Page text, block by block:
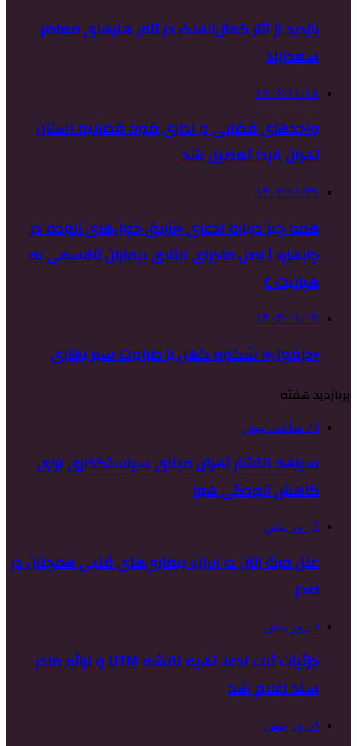
بازدید از آثار کمال‌الملک در تالار هنرهای معاصر
سعدآباد
۱۴۰۲/۱۱/۱۸
واحدهای قضایی و اداری قوه قضاییه استان
تهران فردا تعطیل شد
۱۴۰۲/۱۱/۲۹
همه چیز درباره ادعای «تزریق خون‌های آلوده در
چابهار» | اصل ماجرای ابتلای بیماران تالاسمی به
هپاتیت C
۱۴۰۴/۰۱/۰۲
«دزفول»؛ شکوه کهن با طراوت سبز بهاری
پربازدید هفته
23 ساعت پیش
سیاهه انتشار تهران مبنای سیاستگذاری برای
کاهش آلودگی هوا
2 روز پیش
علل مرگ زنان در ایران؛ بیماری‌های قلبی همچنان در
صدر
3 روز پیش
جزئیات ثبت ادعا، تهیه نقشه UTM و ارائه مادر
سند اعلام شد
4 روز پیش